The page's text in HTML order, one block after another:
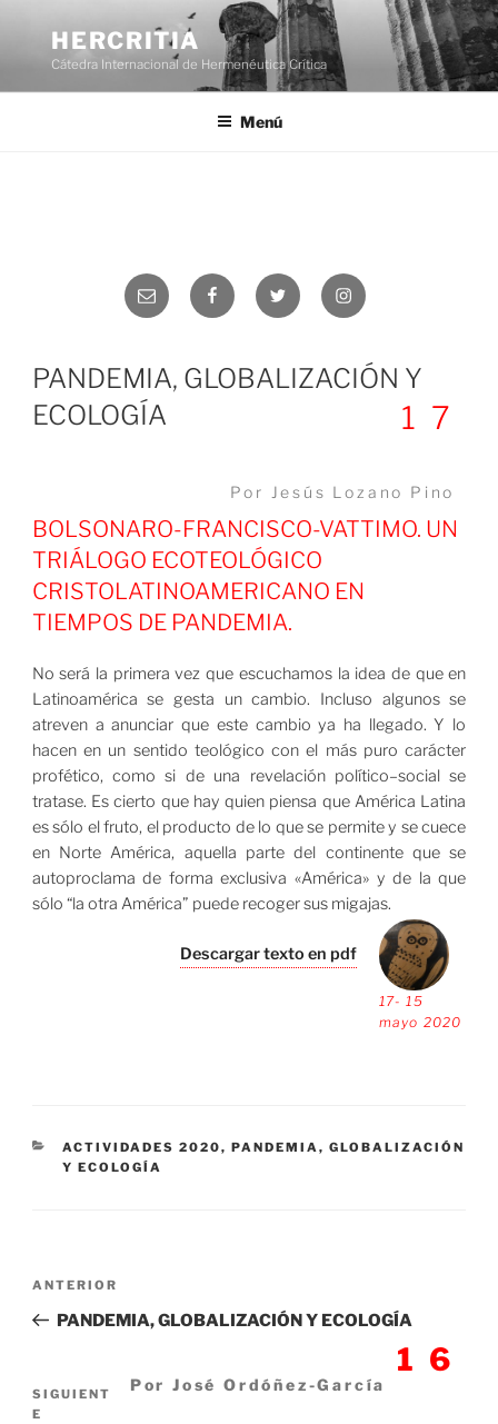
contenido
HERCRITIA
Cátedra Internacional de Hermenéutica Crítica
Menú
PANDEMIA, GLOBALIZACIÓN Y
ECOLOGÍA
17
Por Jesús Lozano Pino
BOLSONARO-FRANCISCO-VATTIMO. UN
TRIÁLOGO ECOTEOLÓGICO
CRISTOLATINOAMERICANO EN
TIEMPOS DE PANDEMIA.
No será la primera vez que escuchamos la idea de que en
Latinoamérica se gesta un cambio. Incluso algunos se
atreven a anunciar que este cambio ya ha llegado. Y lo
hacen en un sentido teológico con el más puro carácter
profético, como si de una revelación político–social se
tratase. Es cierto que hay quien piensa que América Latina
es sólo el fruto, el producto de lo que se permite y se cuece
en Norte América, aquella parte del continente que se
autoproclama de forma exclusiva «América» y de la que
sólo “la otra América” puede recoger sus migajas.
17- 15
mayo 2020
Descargar texto en pdf
CATEGORÍAS
ACTIVIDADES 2020,PANDEMIA, GLOBALIZACIÓN
Y ECOLOGÍA
Navegación
Entrada
anterior:
ANTERIOR
PANDEMIA, GLOBALIZACIÓN Y ECOLOGÍA
16
Por José Ordóñez-García
Siguiente
SIGUIENT
E
Correo
electrónico
FacebookTwitter Instagram